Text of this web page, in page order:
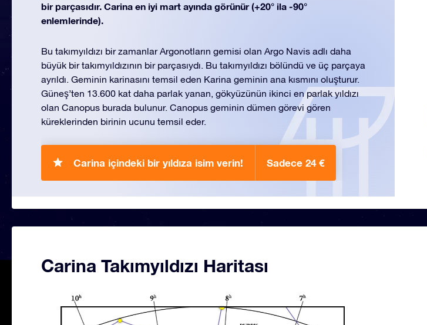
bir parçasıdır. Carina en iyi mart ayında görünür (+20° ila -90°
enlemlerinde).
Bu takımyıldızı bir zamanlar Argonotların gemisi olan Argo Navis adlı daha
büyük bir takımyıldızının bir parçasıydı. Bu takımyıldızı bölündü ve üç parçaya
ayrıldı. Geminin karinasını temsil eden Karina geminin ana kısmını oluşturur.
Güneş’ten 13.600 kat daha parlak yanan, gökyüzünün ikinci en parlak yıldızı
olan Canopus burada bulunur. Canopus geminin dümen görevi gören
küreklerinden birinin ucunu temsil eder.
Carina içindeki bir yıldıza isim verin! Sadece 24 €
Carina Takımyıldızı Haritası